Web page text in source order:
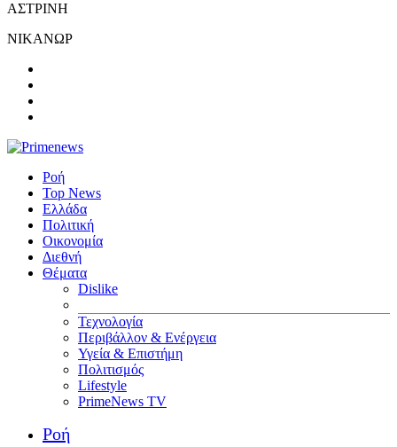
ΑΣΤΡΙΝΗ
ΝΙΚΑΝΩΡ
Ροή
Top News
Ελλάδα
Πολιτική
Οικονομία
Διεθνή
Θέματα
Dislike
Τεχνολογία
Περιβάλλον & Ενέργεια
Υγεία & Επιστήμη
Πολιτισμός
Lifestyle
PrimeNews TV
Ροή